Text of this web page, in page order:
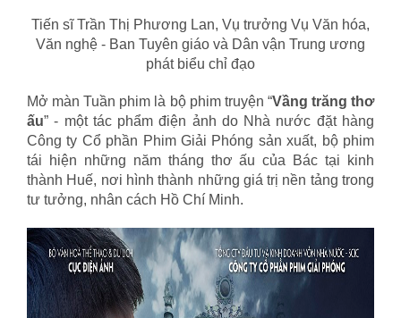
Tiến sĩ Trần Thị Phương Lan, Vụ trưởng Vụ Văn hóa,
Văn nghệ - Ban Tuyên giáo và Dân vận Trung ương
phát biểu chỉ đạo
Mở màn Tuần phim là bộ phim truyện “Vầng trăng thơ
ấu” - một tác phẩm điện ảnh do Nhà nước đặt hàng
Công ty Cổ phần Phim Giải Phóng sản xuất, bộ phim
tái hiện những năm tháng thơ ấu của Bác tại kinh
thành Huế, nơi hình thành những giá trị nền tảng trong
tư tưởng, nhân cách Hồ Chí Minh.